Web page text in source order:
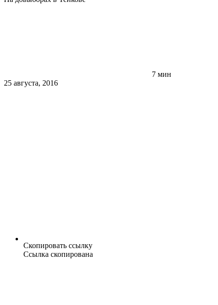
7 мин
25 августа, 2016
Скопировать ссылку
Ссылка скопирована